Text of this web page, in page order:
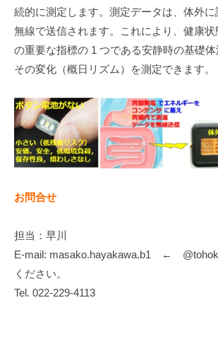
続的に測定します。測定データは、体外に
無線で送信されます。これにより、健康
の重要な指標の 1 つである安静時の基礎
その変化（概日リズム）を測定できます。
お問合せ
担当：早川
E-mail: masako.hayakawa.b1 ←
ください。
Tel. 022-229-4113